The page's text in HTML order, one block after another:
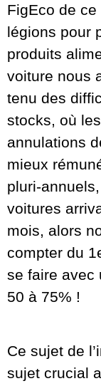
FigEco de
légions pour
produits
voiture nous
tenu des
stocks, où
annulations
mieux
pluri-
voitures
mois, alors
compter du
se faire avec
50 à 75% !
Ce sujet de
sujet crucial